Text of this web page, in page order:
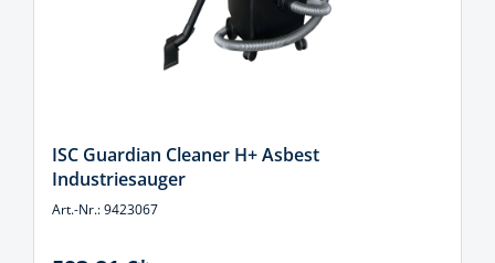
ISC Guardian Cleaner H+ Asbest
Industriesauger
Art.-Nr.: 9423067